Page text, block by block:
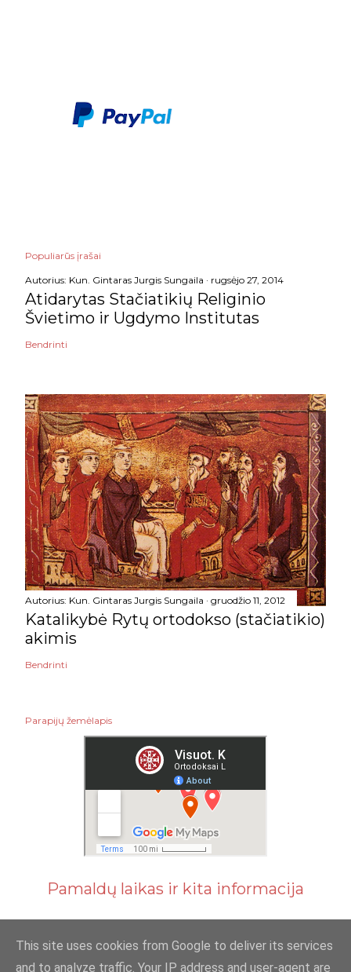
Populiarūs įrašai
Autorius: Kun. Gintaras Jurgis Sungaila rugsėjo 27, 2014
Atidarytas Stačiatikių Religinio
Švietimo ir Ugdymo Institutas
Bendrinti
Autorius: Kun. Gintaras Jurgis Sungaila gruodžio 11, 2012
Katalikybė Rytų ortodokso (stačiatikio)
akimis
Bendrinti
Parapijų žemėlapis
Pamaldų laikas ir kita informacija
This site uses cookies from Google to deliver its services
and to analyze traffic. Your IP address and user-agent are